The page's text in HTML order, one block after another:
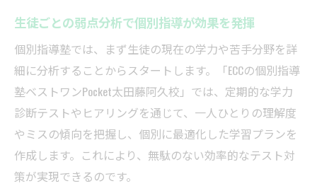
個別指導で自信を持ってテストに臨める力
を養う
講師との相性が苦手克服に大きく影響する
理由
太田市で評判の個別指導塾に寄せられる体
験談
最適な学習計画でテスト対策も万全に
生徒ごとの弱点分析で個別指導が効果を発揮
個別指導塾では、まず生徒の現在の学力や苦手分野を詳
細に分析することからスタートします。「ECCの個別指導
塾ベストワンPocket太田藤阿久校」では、定期的な学力
診断テストやヒアリングを通じて、一人ひとりの理解度
やミスの傾向を把握し、個別に最適化した学習プランを
作成します。これにより、無駄のない効率的なテスト対
策が実現できるのです。